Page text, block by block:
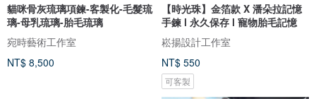
貓咪骨灰琉璃項鍊-客製化-毛髮琉
璃-母乳琉璃-胎毛琉璃
宛時藝術工作室
NT$ 8,500
【時光珠】金箔款 X 潘朵拉記憶
手鍊 l 永久保存 l 寵物胎毛記憶
崧揚設計工作室
NT$ 550
可客製